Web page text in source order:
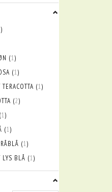
)
(1)
(1)
(1)
(2)
(1)
(1)
(1)
BLÅ (1)